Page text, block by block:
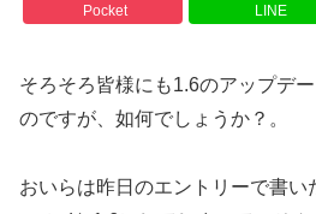
Pocket LINE
そろそろ皆様にも1.6のアップデ
のですが、如何でしょうか？。
おいらは昨日のエントリーで書い